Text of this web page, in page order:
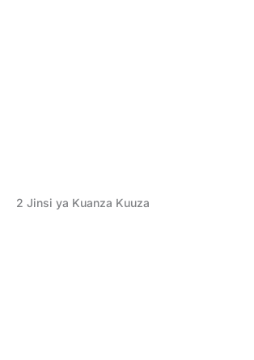
2 Jinsi ya Kuanza Kuuza